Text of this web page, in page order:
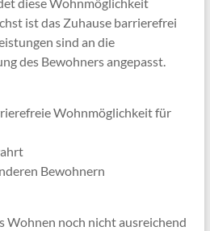
ist das Zuhause barrierefrei
sind an die
des Bewohners angepasst.
Wohnmöglichkeit für
Bewohnern
Wohnen noch nicht ausreichend